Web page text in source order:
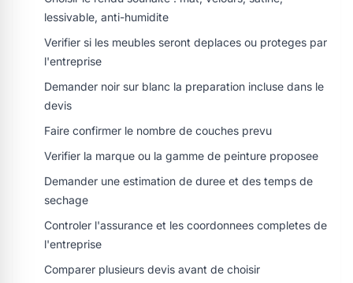
lessivable, anti-humidite
Verifier si les meubles seront deplaces ou proteges par
l'entreprise
Demander noir sur blanc la preparation incluse dans le
devis
Faire confirmer le nombre de couches prevu
Verifier la marque ou la gamme de peinture proposee
Demander une estimation de duree et des temps de
sechage
Controler l'assurance et les coordonnees completes de
l'entreprise
Comparer plusieurs devis avant de choisir